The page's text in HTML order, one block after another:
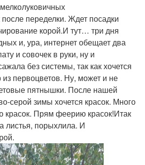
переделки. Ждет посадки
корой.И тут… три дня
и, ура, интернет обещает два
и совочек в руки, ну и
без системы, так как хочется
первоцветов. Ну, может и не
пятнышки. После нашей
серой зимы хочется красок. Много
красок. Прям феерию красок!Итак
листья, порыхлила. И